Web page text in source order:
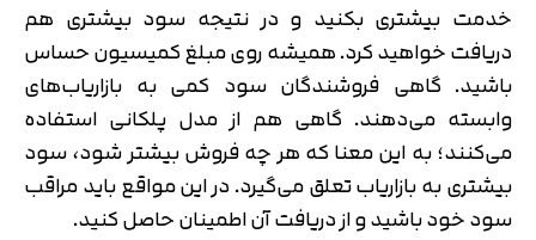
خدمت بیشتری بکنید و در نتیجه سود بیشتری هم
دریافت خواهید کرد. همیشه روی مبلغ کمیسیون حساس
باشید. گاهی فروشندگان سود کمی به بازاریاب‌های
وابسته می‌دهند. گاهی هم از مدل پلکانی استفاده
می‌کنند؛ به این معنا که هر چه فروش بیشتر شود، سود
بیشتری به بازاریاب تعلق می‌‌گیرد. در این مواقع باید مراقب
سود خود باشید و از دریافت آن اطمینان حاصل کنید.